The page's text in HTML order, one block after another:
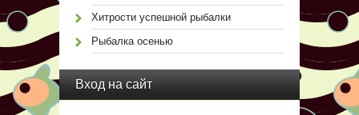
Хитрости успешной рыбалки
Рыбалка осенью
Вход на сайт